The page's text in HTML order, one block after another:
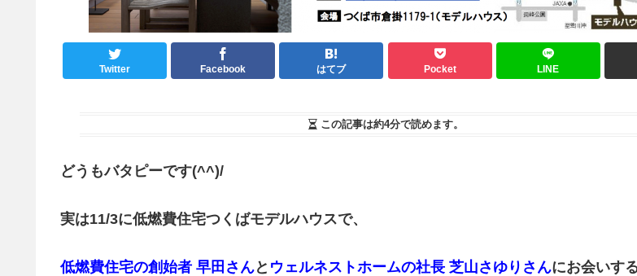
Twitter Facebook はてブ Pocket LINE
この記事は約4分で読めます。
どうもバタピーです(^^)/
実は11/3に低燃費住宅つくばモデルハウスで、
低燃費住宅の創始者 早田さんと ウェルネストホームの社長 芝山さゆりさんにお会いす